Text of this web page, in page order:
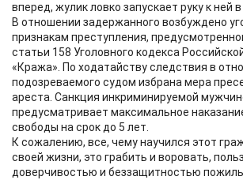
вперед, жулик ловко запускает руку к ней в
В отношении задержанного возбуждено
признакам преступления,
статьи 158 Уголовного кодекса
«Кража». По ходатайству следствия в
подозреваемого судом избрана мера
ареста. Санкция инкриминируемой
предусматривает максимальное
свободы на срок до 5 лет.
К сожалению, все, чему научился этот
своей жизни, это грабить и воровать,
доверчивостью и беззащитностью